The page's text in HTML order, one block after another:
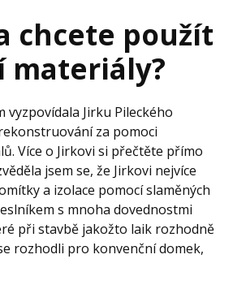
chcete použít
materiály?
vyzpovídala Jirku Pileckého
za pomoci
Více o Jirkovi si přečtěte přímo
jsem se, že Jirkovi nejvíce
a izolace pomocí slaměných
s mnoha dovednostmi
při stavbě jakožto laik rozhodně
rozhodli pro konvenční domek,